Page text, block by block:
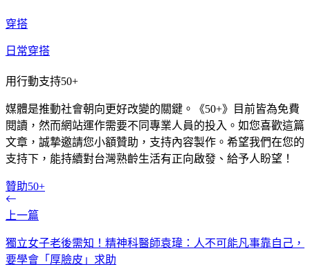
穿搭
日常穿搭
用行動支持50+
媒體是推動社會朝向更好改變的關鍵。《50+》目前皆為免費
閱讀，然而網站運作需要不同專業人員的投入。如您喜歡這篇
文章，誠摯邀請您小額贊助，支持內容製作。希望我們在您的
支持下，能持續對台灣熟齡生活有正向啟發、給予人盼望！
贊助50+
上一篇
獨立女子老後需知！精神科醫師袁瑋：人不可能凡事靠自己，
要學會「厚臉皮」求助